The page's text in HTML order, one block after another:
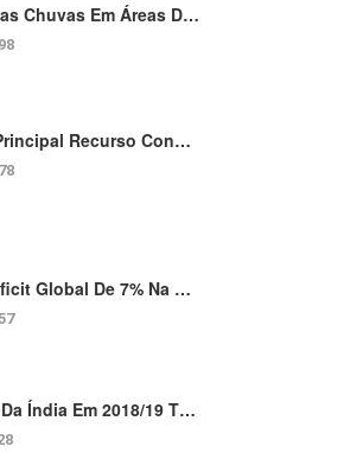
Chuvas Em Áreas D…
Recurso Con…
Global De 7% Na …
Índia Em 2018/19 T…